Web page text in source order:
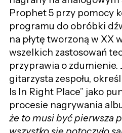
Prophet 5 przy pomocy
programu do obróbki
na płytę tworzoną w XX
wszelkich zastosowań
przyprawia o zdumienie.
gitarzysta zespołu,
Is In Right Place” jako
procesie nagrywania
że to musi być pierwsza